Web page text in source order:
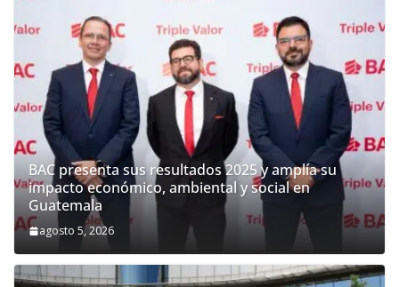
BAC presenta sus resultados 2025 y amplía su
impacto económico, ambiental y social en
Guatemala
agosto 5, 2026